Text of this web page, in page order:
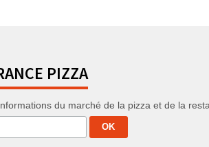
PIZZA
du marché de la pizza et de la